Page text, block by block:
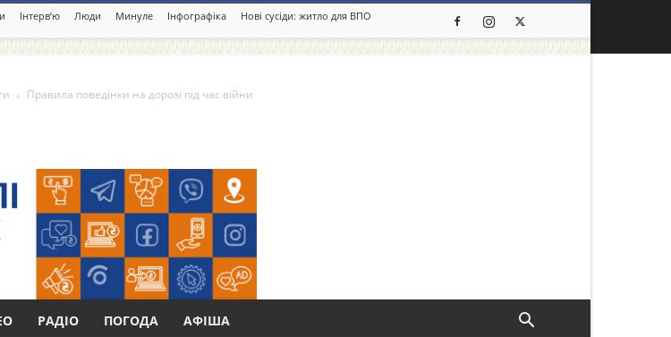
Інтерв’ю Люди Минуле Інфографіка Нові сусіди: житло для ВПО
РАДІО ПОГОДА АФІША
Правила поведінки на дорозі під час війни
під час